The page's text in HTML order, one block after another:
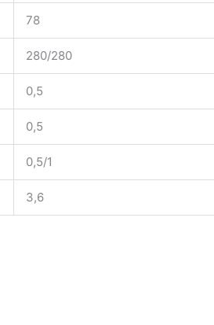
78
280/280
0,5
0,5
0,5/1
3,6